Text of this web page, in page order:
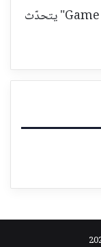
مؤلف "Game of Thrones" يتحدّث